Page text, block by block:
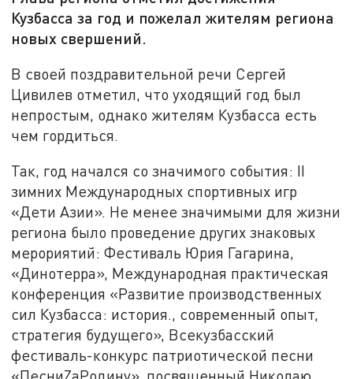
Кузбасса за год и пожелал жителям региона
новых свершений.
В своей поздравительной речи Сергей
Цивилев отметил, что уходящий год был
непростым, однако жителям Кузбасса есть
чем гордиться.
Так, год начался со значимого события: II
зимних Международных спортивных игр
«Дети Азии». Не менее значимыми для жизни
региона было проведение других знаковых
мерориятий: Фестиваль Юрия Гагарина,
«Динотерра», Международная практическая
конференция «Развитие производственных
сил Кузбасса: история., современный опыт,
стратегия будущего», Всекузбасский
фестиваль-конкурс патриотической песни